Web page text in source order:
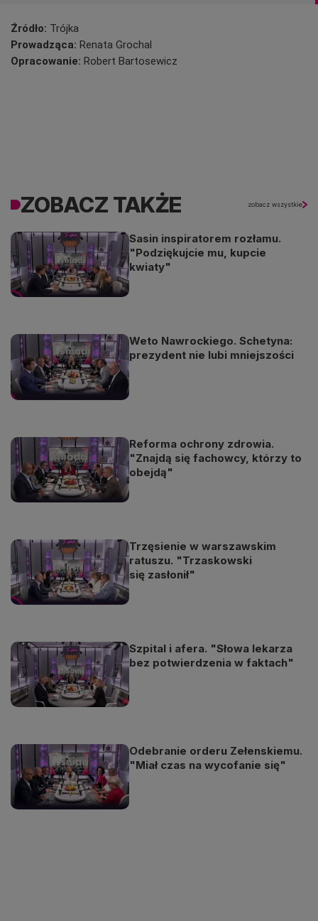
Źródło: Trójka
Prowadząca: Renata Grochal
Opracowanie: Robert Bartosewicz
ZOBACZ TAKŻE zobacz wszystkie
Sasin inspiratorem rozłamu.
"Podziękujcie mu, kupcie
kwiaty"
Weto Nawrockiego. Schetyna:
prezydent nie lubi mniejszości
Reforma ochrony zdrowia.
"Znajdą się fachowcy, którzy to
obejdą"
Trzęsienie w warszawskim
ratuszu. "Trzaskowski
się zasłonił"
Szpital i afera. "Słowa lekarza
bez potwierdzenia w faktach"
Odebranie orderu Zełenskiemu.
"Miał czas na wycofanie się"
Odtwarzacz
jest